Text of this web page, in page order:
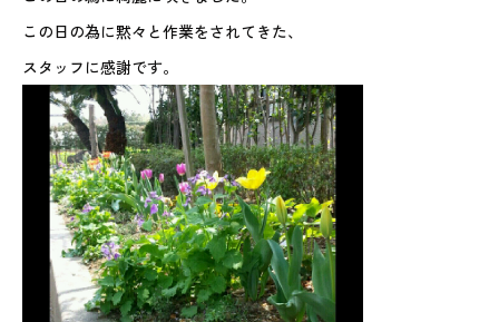
この日の為に黙々と作業をされてきた、
スタッフに感謝です。